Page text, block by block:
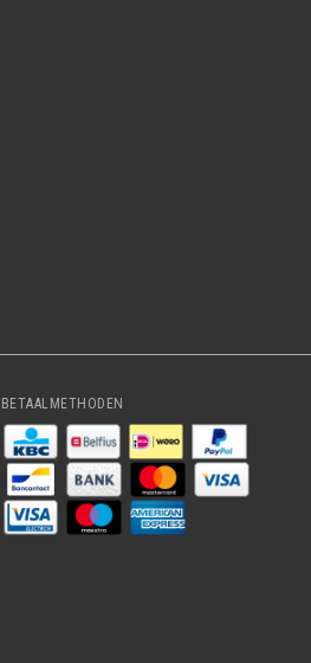
BETAALMETHODEN